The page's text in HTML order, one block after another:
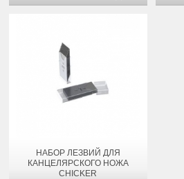
НАБОР ЛЕЗВИЙ ДЛЯ
КАНЦЕЛЯРСКОГО НОЖА
CHICKER